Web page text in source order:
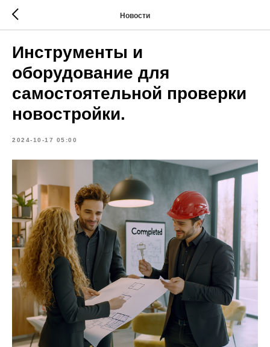
Новости
Инструменты и
оборудование для
самостоятельной проверки
новостройки.
2024-10-17 05:00